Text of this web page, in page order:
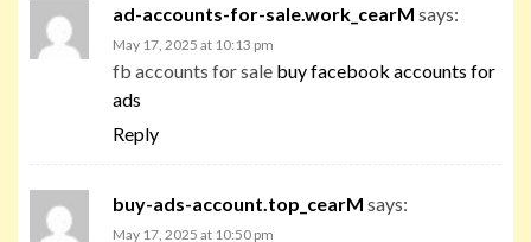
ad-accounts-for-sale.work_cearM says:
May 17, 2025 at 10:13 pm
fb accounts for sale buy facebook accounts for
ads
Reply
buy-ads-account.top_cearM says:
May 17, 2025 at 10:50 pm